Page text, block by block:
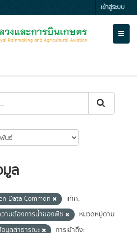
เข้าสู่ระบบ
ล
Data Common
แท็ค:
ามต้องการน้ำของพืช
หมวดหมู่ตาม
อมูลสาธารณะ
การเข้าถึง: